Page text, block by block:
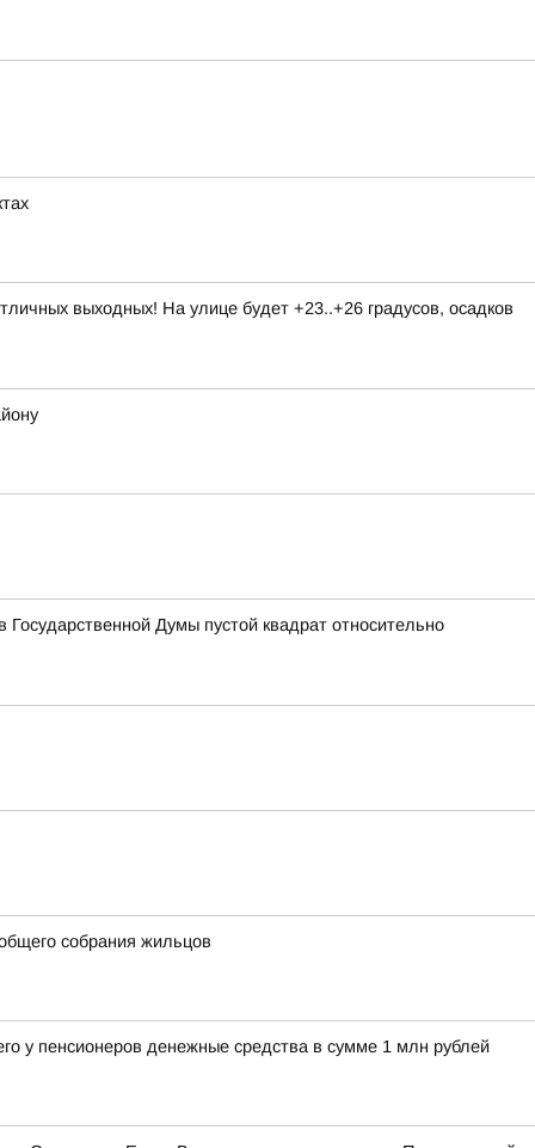
выходных! На улице будет +23..+26 градусов, осадков
Думы пустой квадрат относительно
собрания жильцов
у пенсионеров денежные средства в сумме 1 млн рублей